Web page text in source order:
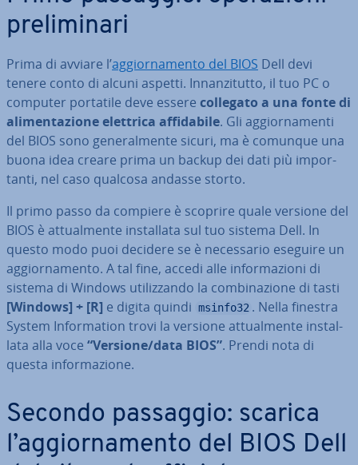
pre­li­mi­na­ri
Prima di avviare l’ag­gior­na­men­to del BIOS Dell devi
tenere conto di alcuni aspetti. In­nan­zi­tut­to, il tuo PC o
computer portatile deve essere collegato a una fonte di
ali­men­ta­zio­ne elettrica af­fi­da­bi­le. Gli ag­gior­na­men­ti
del BIOS sono ge­ne­ral­men­te sicuri, ma è comunque una
buona idea creare prima un backup dei dati più im­por­
tan­ti, nel caso qualcosa andasse storto.
Il primo passo da compiere è scoprire quale versione del
BIOS è at­tual­men­te in­stal­la­ta sul tuo sistema Dell. In
questo modo puoi decidere se è ne­ces­sa­rio eseguire un
ag­gior­na­men­to. A tal fine, accedi alle in­for­ma­zio­ni di
sistema di Windows uti­liz­zan­do la com­bi­na­zio­ne di tasti
[Windows] + [R] e digita quindi msinfo32 . Nella finestra
System In­for­ma­tion trovi la versione at­tual­men­te in­stal­
la­ta alla voce “Versione/data BIOS”. Prendi nota di
questa in­for­ma­zio­ne.
Secondo passaggio: scarica
l’ag­gior­na­men­to del BIOS Dell